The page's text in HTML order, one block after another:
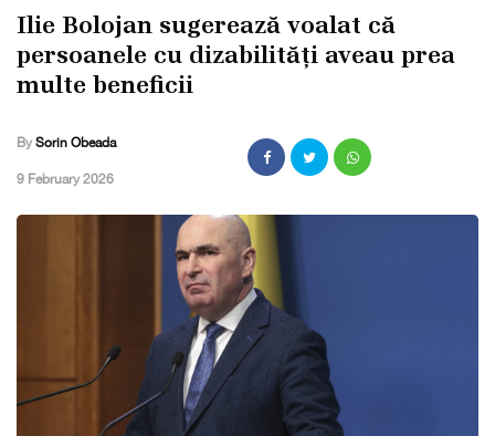
Ilie Bolojan sugerează voalat că
persoanele cu dizabilități aveau prea
multe beneficii
By Sorin Obeada
,9 February 2026